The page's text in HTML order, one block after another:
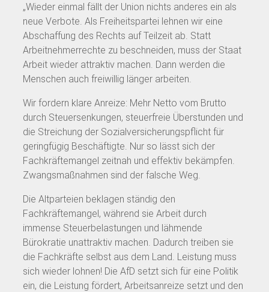
„Wieder einmal fällt der Union nichts anderes ein als
neue Verbote. Als Freiheitspartei lehnen wir eine
Abschaffung des Rechts auf Teilzeit ab. Statt
Arbeitnehmerrechte zu beschneiden, muss der Staat
Arbeit wieder attraktiv machen. Dann werden die
Menschen auch freiwillig länger arbeiten.
Wir fordern klare Anreize: Mehr Netto vom Brutto
durch Steuersenkungen, steuerfreie Überstunden und
die Streichung der Sozialversicherungspflicht für
geringfügig Beschäftigte. Nur so lässt sich der
Fachkräftemangel zeitnah und effektiv bekämpfen.
Zwangsmaßnahmen sind der falsche Weg.
Die Altparteien beklagen ständig den
Fachkräftemangel, während sie Arbeit durch
immense Steuerbelastungen und lähmende
Bürokratie unattraktiv machen. Dadurch treiben sie
die Fachkräfte selbst aus dem Land. Leistung muss
sich wieder lohnen! Die AfD setzt sich für eine Politik
ein, die Leistung fördert, Arbeitsanreize setzt und den